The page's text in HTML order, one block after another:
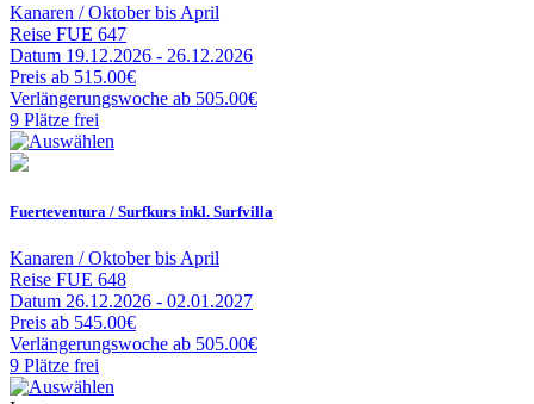
Kanaren / Oktober bis April
Reise FUE 647
Datum 19.12.2026 - 26.12.2026
Preis ab 515.00€
Verlängerungswoche ab 505.00€
9 Plätze frei
Fuerteventura / Surfkurs inkl. Surfvilla
Kanaren / Oktober bis April
Reise FUE 648
Datum 26.12.2026 - 02.01.2027
Preis ab 545.00€
Verlängerungswoche ab 505.00€
9 Plätze frei